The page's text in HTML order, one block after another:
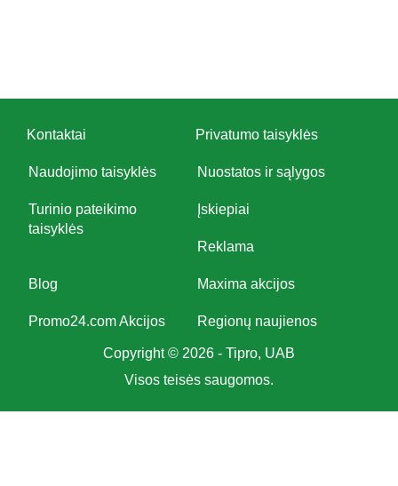
Kontaktai Privatumo taisyklės
Naudojimo taisyklės Nuostatos ir sąlygos
Turinio pateikimo
taisyklės
Įskiepiai
Reklama
Blog Maxima akcijos
Promo24.com Akcijos Regionų naujienos
Copyright © 2026 - Tipro, UAB
Visos teisės saugomos.